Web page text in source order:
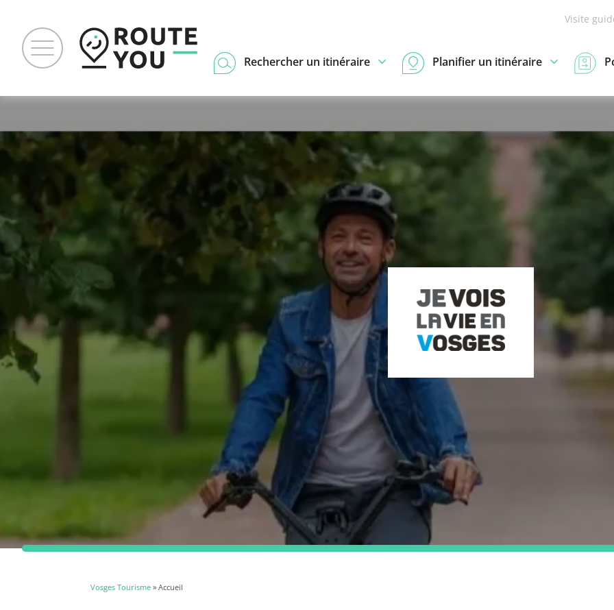
Visite
Rechercher un itinéraire Planifier un itinéraire
Vosges Tourisme » Accueil